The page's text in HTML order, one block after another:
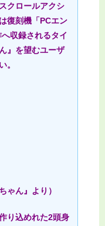
クロールアクシ
復刻機「PCエン
収録されるタイ
』を望むユーザ
。
ゃん』より）
り込めれた2頭身